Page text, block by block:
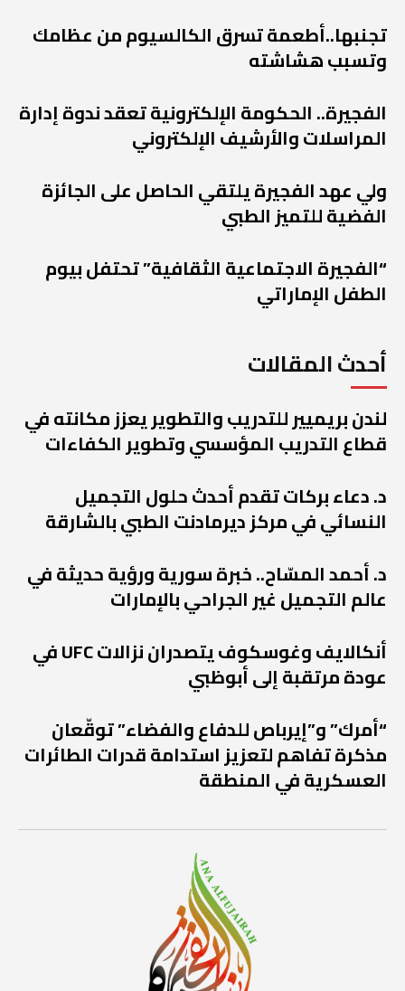
تجنبها..أطعمة تسرق الكالسيوم من عظامك
وتسبب هشاشته
الفجيرة.. الحكومة الإلكترونية تعقد ندوة إدارة
المراسلات والأرشيف الإلكتروني
ولي عهد الفجيرة يلتقي الحاصل على الجائزة
الفضية للتميز الطبي
“الفجيرة الاجتماعية الثقافية” تحتفل بيوم
الطفل الإماراتي
أحدث المقالات
لندن بريميير للتدريب والتطوير يعزز مكانته في
قطاع التدريب المؤسسي وتطوير الكفاءات
د. دعاء بركات تقدم أحدث حلول التجميل
النسائي في مركز ديرمادنت الطبي بالشارقة
د. أحمد المسّاح.. خبرة سورية ورؤية حديثة في
عالم التجميل غير الجراحي بالإمارات
أنكالايف وغوسكوف يتصدران نزالات UFC في
عودة مرتقبة إلى أبوظبي
“أمرك” و”إيرباص للدفاع والفضاء” توقّعان
مذكرة تفاهم لتعزيز استدامة قدرات الطائرات
العسكرية في المنطقة